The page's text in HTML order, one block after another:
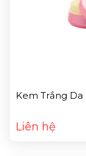
Kem Trắng
Liên hệ